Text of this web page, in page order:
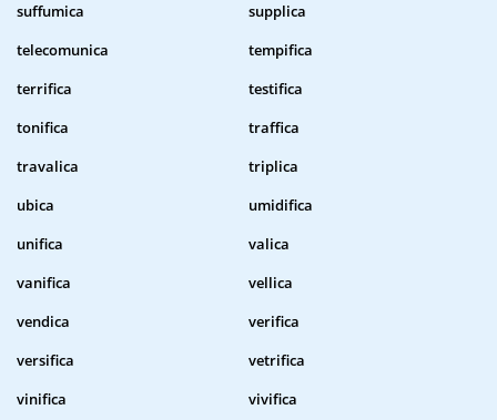
suffumica
supplica
telecomunica
tempifica
terrifica
testifica
tonifica
traffica
travalica
triplica
ubica
umidifica
unifica
valica
vanifica
vellica
vendica
verifica
versifica
vetrifica
vinifica
vivifica